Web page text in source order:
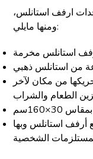
ارفف استانلس،
ومنها مايلي:
من مكان لآخر
استانلس وبها